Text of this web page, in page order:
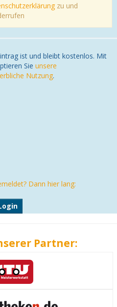
zu und
ist und bleibt kostenlos. Mit
Sie unsere
Nutzung.
Dann hier lang:
Partner: